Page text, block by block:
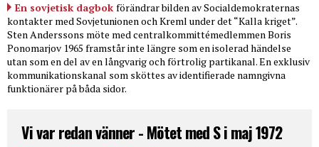
En sovjetisk dagbok förändrar bilden av Socialdemokraternas
kontakter med Sovjetunionen och Kreml under det “Kalla kriget”.
Sten Anderssons möte med centralkommittémedlemmen Boris
Ponomarjov 1965 framstår inte längre som en isolerad händelse
utan som en del av en långvarig och förtrolig partikanal. En exklusiv
kommunikationskanal som sköttes av identifierade namngivna
funktionärer på båda sidor.
Vi var redan vänner - Mötet med S i maj 1972